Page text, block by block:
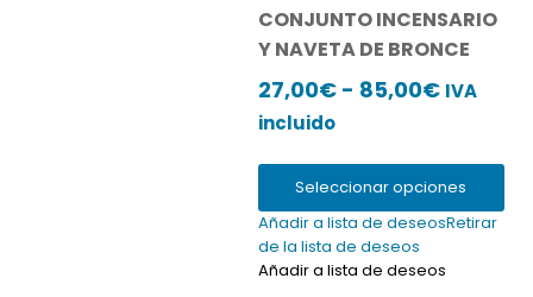
CONJUNTO INCENSARIO
Y NAVETA DE BRONCE
27,00€ - 85,00€Rango
desde
27,00€
85,00€
IVA
incluido
Seleccionar opciones
múltiples
variantes.
Las
opciones
se
pueden
la
página
de
producto
Añadir a lista de deseosRetirar
de la lista de deseos
Añadir a lista de deseos